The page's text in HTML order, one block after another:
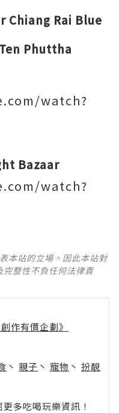
Chiang Rai Blue
Phuttha
watch?
Bazaar
watch?
本站的立場。因此本站對
整性不負任何法律責
作有價企劃》
丶 親子 丶 寵物 丶 扮靚
多吃喝玩樂資訊！